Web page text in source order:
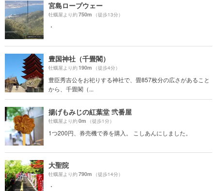
宮島ロープウェー
牡蠣屋より約750m （徒歩13分）
・
豊国神社（千畳閣）
牡蠣屋より約190m （徒歩4分）
豊臣秀吉公をお祀りする神社で、畳857枚分の広さがあること
から、千畳閣（...
揚げもみじの紅葉堂 弐番屋
牡蠣屋より約0m （徒歩1分）
1つ200円、券売機で券を購入。 こしあんにしました。
大聖院
牡蠣屋より約790m （徒歩14分）
・